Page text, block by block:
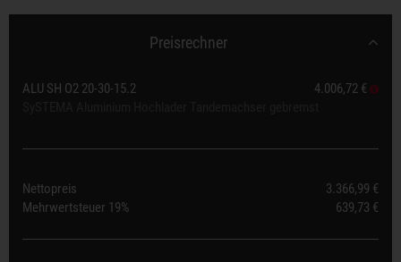
Preisrechner
ALU SH O2 20-30-15.2
4.006,72 €
Nettopreis
3.366,99 €
Mehrwertsteuer 19% 639,73 €